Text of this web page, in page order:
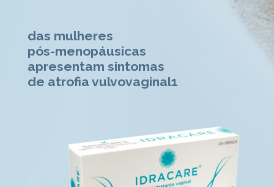
das mulheres
pós-menopáusicas
apresentam sintomas
de atrofia vulvovaginal1